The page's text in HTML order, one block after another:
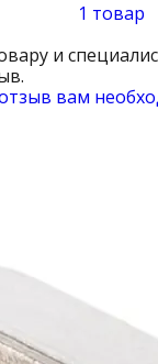
1 товар
и
вам